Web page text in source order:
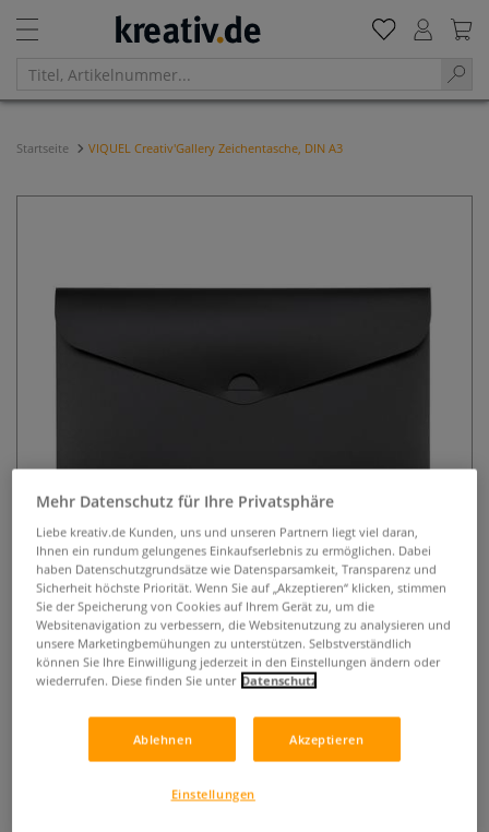
Startseite VIQUEL Creativ'Gallery Zeichentasche, DIN A3
VIQUEL Creativ'Gallery
Zeichentasche, DIN A3
0 Bewertungen
Robuste, praktische DIN A3-Zeichentasche mit
Mehr Datenschutz für Ihre Privatsphäre
Liebe kreativ.de Kunden, uns und unseren Partnern liegt viel daran,
Ihnen ein rundum gelungenes Einkaufserlebnis zu ermöglichen. Dabei
haben Datenschutzgrundsätze wie Datensparsamkeit, Transparenz und
Sicherheit höchste Priorität. Wenn Sie auf „Akzeptieren“ klicken, stimmen
Sie der Speicherung von Cookies auf Ihrem Gerät zu, um die
Websitenavigation zu verbessern, die Websitenutzung zu analysieren und
unsere Marketingbemühungen zu unterstützen. Selbstverständlich
können Sie Ihre Einwilligung jederzeit in den Einstellungen ändern oder
wiederrufen. Diese finden Sie unter Datenschutz
Ablehnen Akzeptieren
Einstellungen